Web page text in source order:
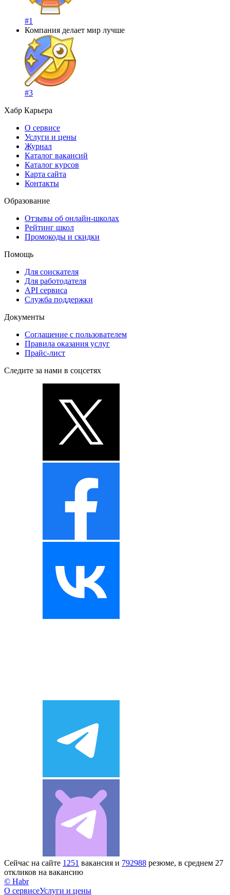
#1
Компания делает мир лучше
#3
Хабр Карьера
О сервисе
Услуги и цены
Журнал
Каталог вакансий
Каталог курсов
Карта сайта
Контакты
Образование
Отзывы об онлайн-школах
Рейтинг школ
Промокоды и скидки
Помощь
Для соискателя
Для работодателя
API сервиса
Служба поддержки
Документы
Соглашение с пользователем
Правила оказания услуг
Прайс-лист
Следите за нами в соцсетях
Сейчас на сайте 1251 вакансия и 792988 резюме, в среднем 27
откликов на вакансию
© Habr
О сервисеУслуги и цены